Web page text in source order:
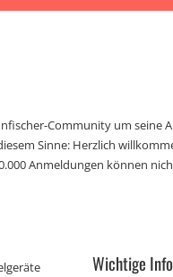
Community um seine
Sinne: Herzlich
Anmeldungen können
Wichtige